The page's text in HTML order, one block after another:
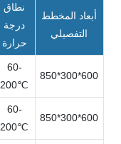
نطاق
درجة
حرارة
أبعاد المخطط
التفصيلي
60-
200℃
850*300*600
60-
200℃
850*300*600